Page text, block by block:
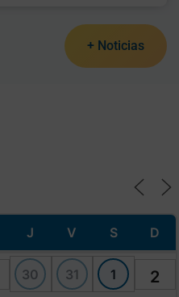
+ Noticias
J V S D
30 31 1 2